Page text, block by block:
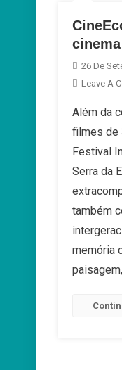
26 De
Leave A
Além da
filmes de
Festival
Serra da
também
memória